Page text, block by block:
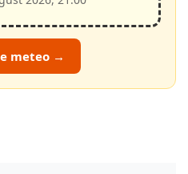
meteo →